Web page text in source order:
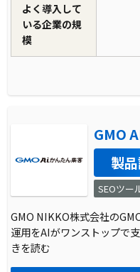
よく導入して
いる企業の規
模
GMO
製
SEOツー
GMO NIKKO株式会社の
運用をAIがワンストップで
きを読む